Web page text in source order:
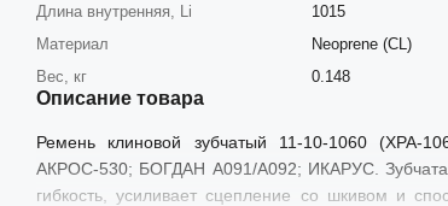
Длина внутренняя, Li
1015
Материал
Neoprene (CL)
Вес, кг
0.148
Описание товара
Ремень клиновой зубчатый 11-10-1060 (XPA-
АКРОС-530; БОГДАН А091/А092; ИКАРУС.
гибкость, усиливает сцепление со шкивом и